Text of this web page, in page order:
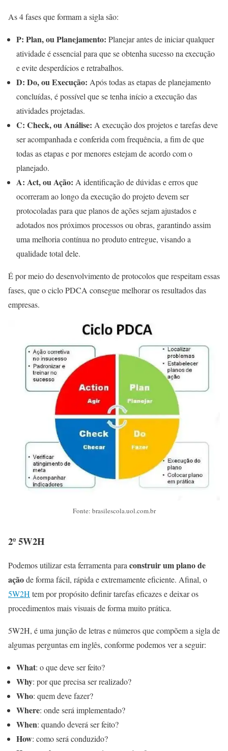
As 4 fases que formam a sigla são:
P: Plan, ou Planejamento: Planejar antes de iniciar qualquer
atividade é essencial para que se obtenha sucesso na execução
e evite desperdícios e retrabalhos.
D: Do, ou Execução: Após todas as etapas de planejamento
concluídas, é possível que se tenha início a execução das
atividades projetadas.
C: Check, ou Análise: A execução dos projetos e tarefas deve
ser acompanhada e conferida com frequência, a fim de que
todas as etapas e por menores estejam de acordo com o
planejado.
A: Act, ou Ação: A identificação de dúvidas e erros que
ocorreram ao longo da execução do projeto devem ser
protocoladas para que planos de ações sejam ajustados e
adotados nos próximos processos ou obras, garantindo assim
uma melhoria contínua no produto entregue, visando a
qualidade total dele.
É por meio do desenvolvimento de protocolos que respeitam essas
fases, que o ciclo PDCA consegue melhorar os resultados das
empresas.
Fonte: brasilescola.uol.com.br
2º 5W2H
Podemos utilizar esta ferramenta para construir um plano de
açãode forma fácil, rápida e extremamente eficiente. Afinal, o
5W2H tem por propósito definir tarefas eficazes e deixar os
procedimentos mais visuais de forma muito prática.
5W2H, é uma junção de letras e números que compõem a sigla de
algumas perguntas em inglês, conforme podemos ver a seguir:
What: o que deve ser feito?
Why: por que precisa ser realizado?
Who: quem deve fazer?
Where: onde será implementado?
When: quando deverá ser feito?
How: como será conduzido?